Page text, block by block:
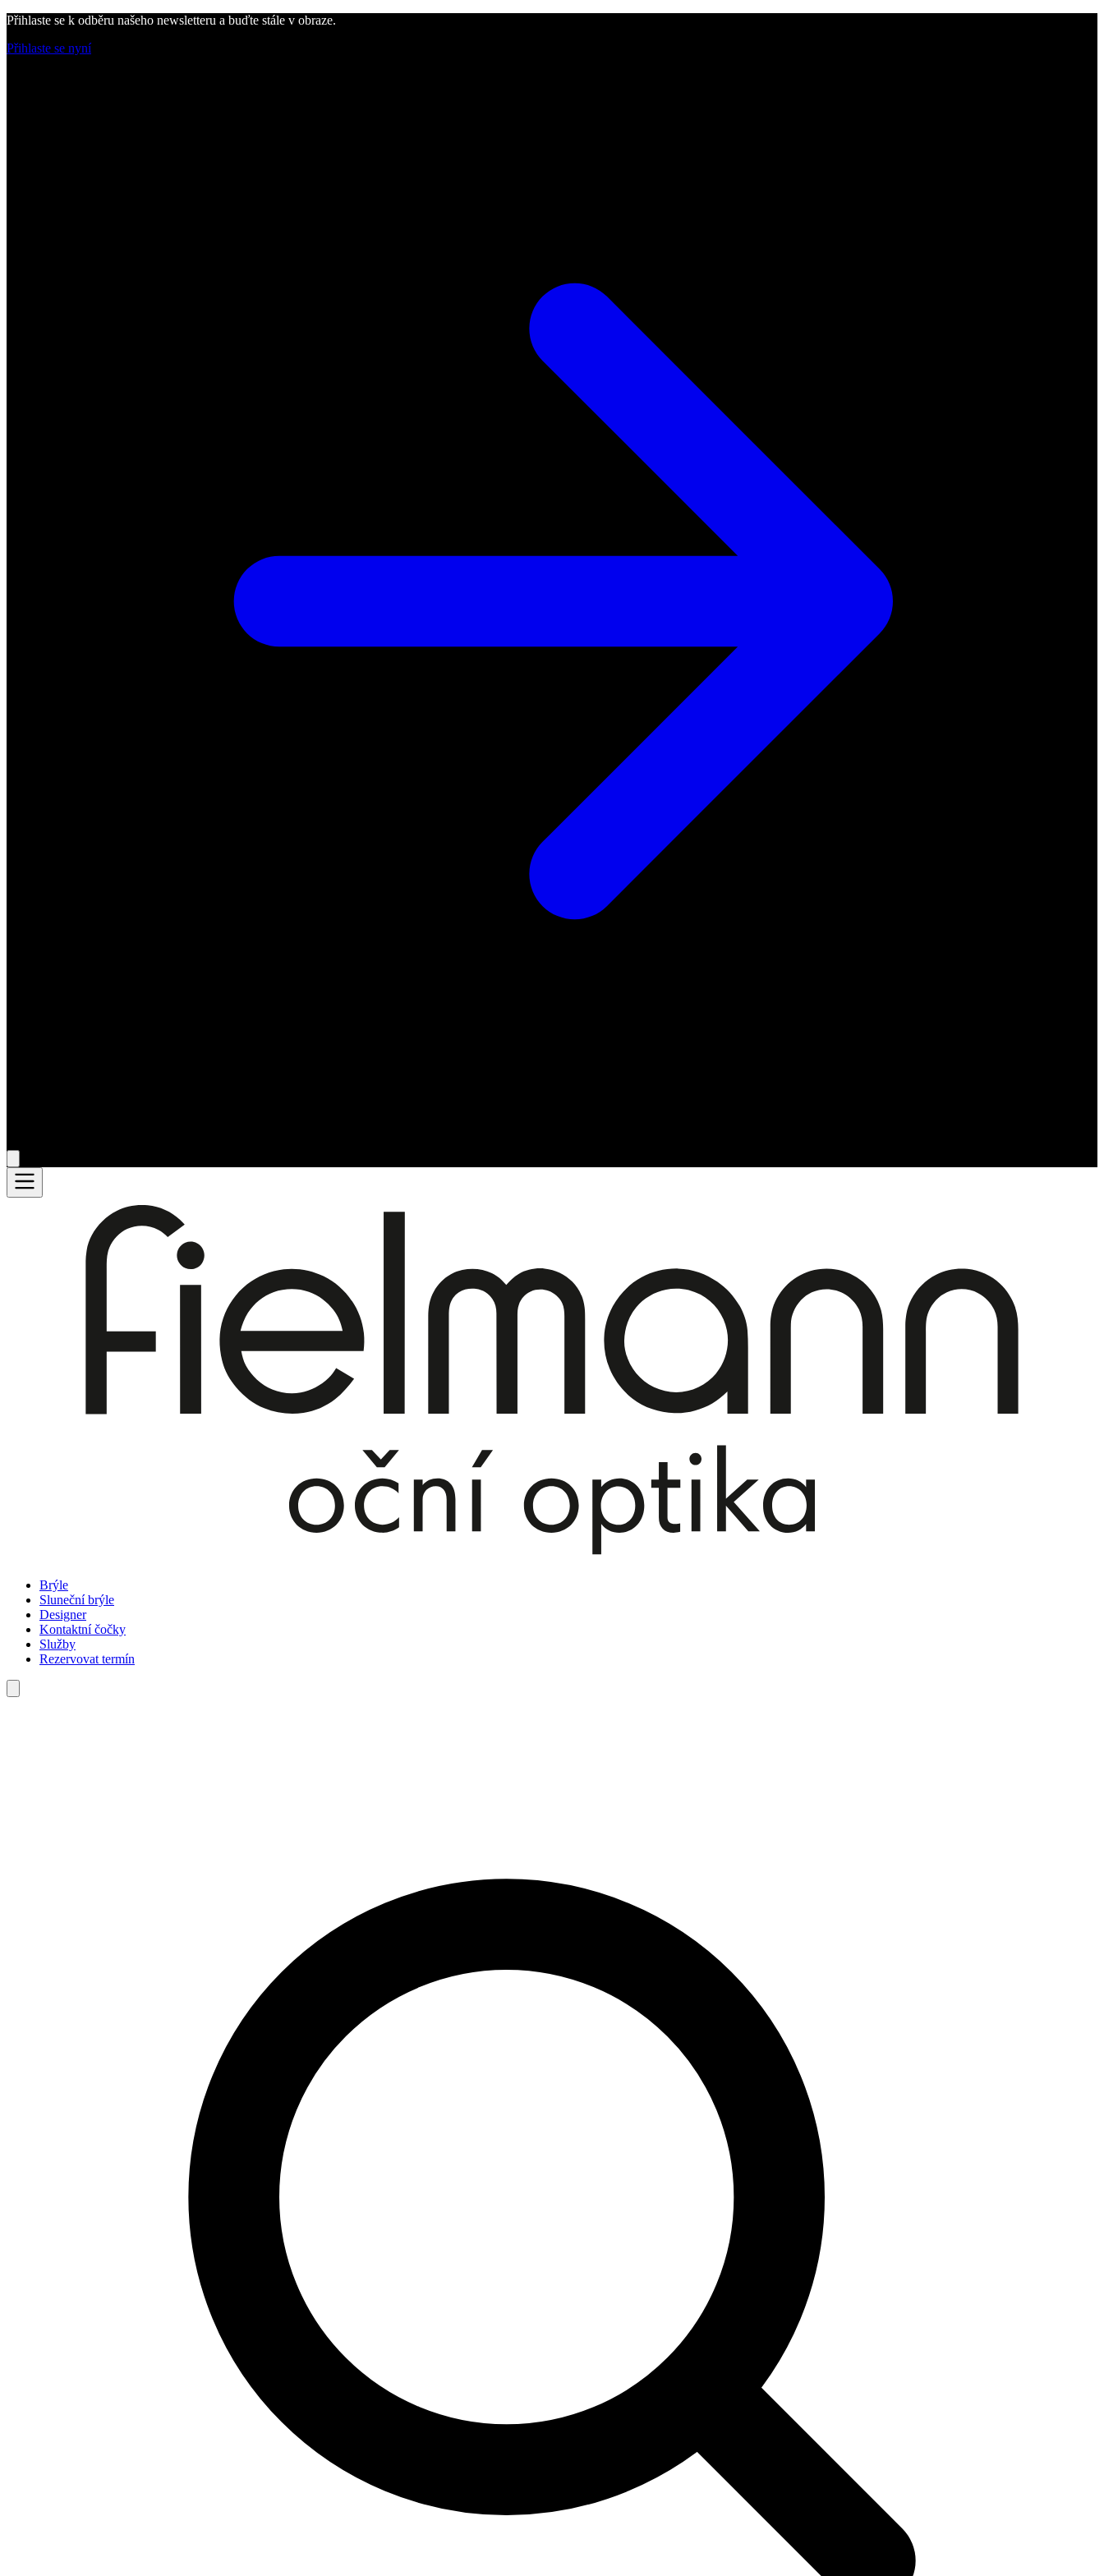
Přihlaste se k odběru našeho newsletteru a buďte stále v obraze.
Přihlaste se nyní
Brýle
Sluneční brýle
Designer
Kontaktní čočky
Služby
Rezervovat termín